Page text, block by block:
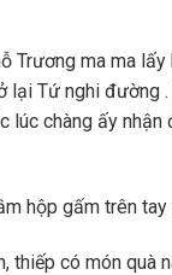
Trương ma ma
lại Tứ nghi đường
lúc chàng ấy
hộp gấm trên
thiếp có món quà